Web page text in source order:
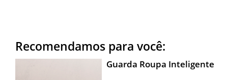
Recomendamos para você:
Guarda Roupa Inteligente